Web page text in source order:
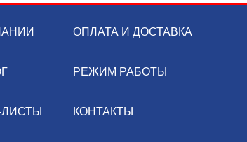
ОПЛАТА И ДОСТАВКА
РЕЖИМ РАБОТЫ
КОНТАКТЫ